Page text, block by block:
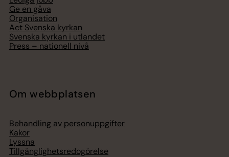
Ge en gåva
Organisation
Act Svenska kyrkan
Svenska kyrkan i utlandet
Press – nationell nivå
Om webbplatsen
Behandling av personuppgifter
Kakor
Lyssna
Tillgänglighetsredogörelse